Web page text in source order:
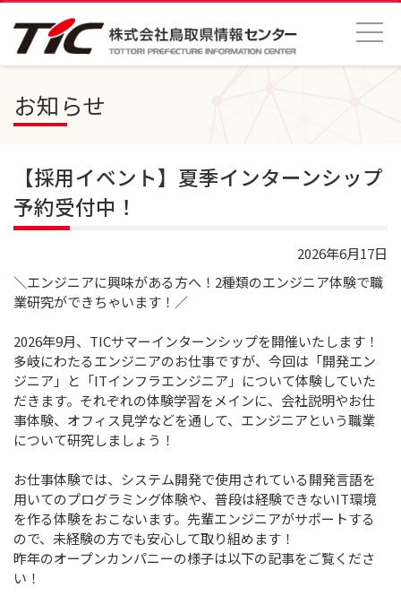
お知らせ
【採用イベント】夏季インターンシップ
予約受付中！
2026年6月17日
＼エンジニアに興味がある方へ！2種類のエンジニア体験で職
業研究ができちゃいます！／
2026年9月、TICサマーインターンシップを開催いたします！
多岐にわたるエンジニアのお仕事ですが、今回は「開発エン
ジニア」と「ITインフラエンジニア」について体験していた
だきます。それぞれの体験学習をメインに、会社説明やお仕
事体験、オフィス見学などを通して、エンジニアという職業
について研究しましょう！
お仕事体験では、システム開発で使用されている開発言語を
用いてのプログラミング体験や、普段は経験できないIT環境
を作る体験をおこないます。先輩エンジニアがサポートする
ので、未経験の方でも安心して取り組めます！
昨年のオープンカンパニーの様子は以下の記事をご覧くださ
い！